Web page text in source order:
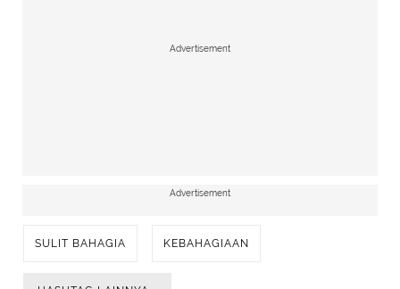
Advertisement
Advertisement
SULIT BAHAGIA KEBAHAGIAAN